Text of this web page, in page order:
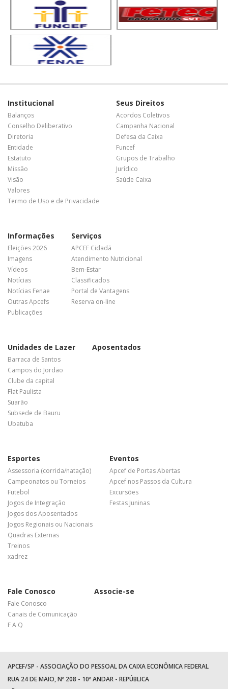
Institucional
Balanços
Conselho Deliberativo
Diretoria
Entidade
Estatuto
Missão
Visão
Valores
Termo de Uso e de Privacidade
Seus Direitos
Acordos Coletivos
Campanha Nacional
Defesa da Caixa
Funcef
Grupos de Trabalho
Jurídico
Saúde Caixa
Informações
Eleições 2026
Imagens
Vídeos
Notícias
Notícias Fenae
Outras Apcefs
Publicações
Serviços
APCEF Cidadã
Atendimento Nutricional
Bem-Estar
Classificados
Portal de Vantagens
Reserva on-line
Unidades de Lazer
Barraca de Santos
Campos do Jordão
Clube da capital
Flat Paulista
Suarão
Subsede de Bauru
Ubatuba
Aposentados
Esportes
Assessoria (corrida/natação)
Campeonatos ou Torneios
Futebol
Jogos de Integração
Jogos dos Aposentados
Jogos Regionais ou Nacionais
Quadras Externas
Treinos
xadrez
Eventos
Apcef de Portas Abertas
Apcef nos Passos da Cultura
Excursões
Festas Juninas
Fale Conosco
Fale Conosco
Canais de Comunicação
F A Q
Associe-se
APCEF/SP - ASSOCIAÇÃO DO PESSOAL DA CAIXA ECONÔMICA FEDERAL
RUA 24 DE MAIO, Nº 208 - 10º ANDAR - REPÚBLICA